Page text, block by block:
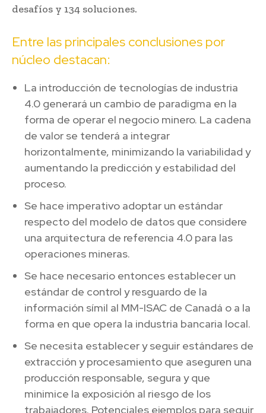
desafíos y 134 soluciones.
Entre las principales conclusiones por
núcleo destacan:
La introducción de tecnologías de industria
4.0 generará un cambio de paradigma en la
forma de operar el negocio minero. La cadena
de valor se tenderá a integrar
horizontalmente, minimizando la variabilidad y
aumentando la predicción y estabilidad del
proceso.
Se hace imperativo adoptar un estándar
respecto del modelo de datos que considere
una arquitectura de referencia 4.0 para las
operaciones mineras.
Se hace necesario entonces establecer un
estándar de control y resguardo de la
información símil al MM-ISAC de Canadá o a la
forma en que opera la industria bancaria local.
Se necesita establecer y seguir estándares de
extracción y procesamiento que aseguren una
producción responsable, segura y que
minimice la exposición al riesgo de los
trabajadores. Potenciales ejemplos para seguir